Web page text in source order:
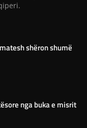
shëron shumë
nga buka e misrit